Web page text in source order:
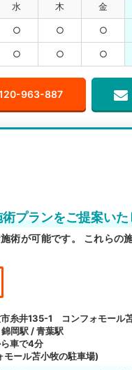
水 木 金
○ ○ ○
○ ○ ○
963-887
プランをご提案い
術が可能です。 これらの
糸井135-1 コンフォモール
岡駅 / 青葉駅
車で4分
モール苫小牧の駐車場)